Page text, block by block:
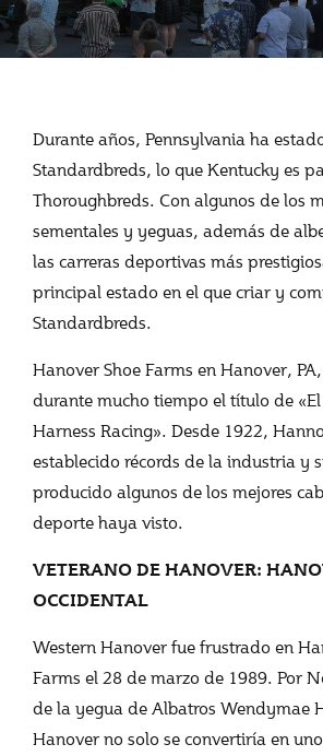
Durante años, Pennsylvania ha
Standardbreds, lo que Kentucky es
Thoroughbreds. Con algunos de los
sementales y yeguas, además de
las carreras deportivas más
principal estado en el que criar y
Standardbreds.
Hanover Shoe Farms en Hanover,
durante mucho tiempo el título de
Harness Racing». Desde 1922,
establecido récords de la industria y
producido algunos de los mejores
deporte haya visto.
VETERANO DE HANOVER:
OCCIDENTAL
Western Hanover fue frustrado en
Farms el 28 de marzo de 1989. Por
de la yegua de Albatros Wendymae
Hanover no solo se convertiría en